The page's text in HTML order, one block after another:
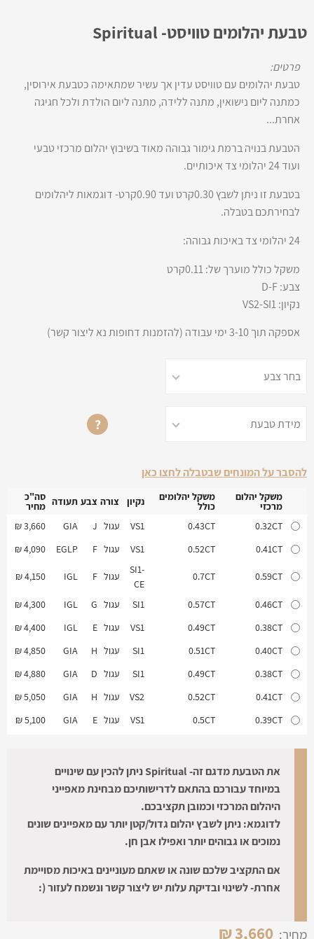
טבעת יהלומים טוויסט- Spiritual
פרטים:
טבעת יהלומים עם טוויסט עדין אך עשיר שמתאימה כטבעת אירוסין,
כמתנה ליום נישואין, מתנה ללידה, מתנה ליום הולדת ולכל חגיגה
אחרת...
הטבעת בנויה ברמת גימור גבוהה מאוד בשיבוץ יהלום מרכזי טבעי
ועוד 24 יהלומי צד איכותיים.
בטבעת זו ניתן לשבץ 0.30קרט ועד 0.90קרט- דוגמאות ליהלומים
לבחירתכם בטבלה.
24 יהלומי צד באיכות גבוהה:
משקל כולל מוערך של: 0.11קרט
צבע: D-F
נקיון: VS2-SI1
אספקה תוך 3-10 ימי עבודה (להזמנות דחופות נא ליצור קשר)
?
להסבר על המונחים שבטבלה לחצו כאן
משקל יהלום
מרכזי
משקל יהלומים
כולל נקיון צורה צבע תעודה סה"כ
מחיר
מרכזי כולל
צורה
מחיר 0.32CT
0.43CT
VS1 עגול J
GIA
3,660 ₪
0.41CT
0.52CT
VS1 עגול F
EGLP
4,090 ₪
0.59CT
0.7CT
SI1-
CE
עגול F
IGL
4,150 ₪
0.46CT
0.57CT
SI1 עגול G
IGL
4,300 ₪
0.38CT
0.49CT
VS1 עגול E
IGL
4,400 ₪
0.40CT
0.51CT
SI1 עגול H
GIA
4,850 ₪
0.38CT
0.49CT
SI1 עגול D
GIA
4,880 ₪
0.41CT
0.52CT
VS2 עגול H
GIA
5,050 ₪
0.39CT
0.5CT
VS1 עגול E
GIA
5,100 ₪
0.40CT
0.51CT
IF עגול H
GIA
0.61CT
0.72CT
SI2 עגול D
GIA
0.61CT
0.72CT
SI2
0.59CT
E
GIA
8,800 ₪
0.63CT
את הטבעת מדגם זה- Spiritual ניתן להכין עם שינויים
במיוחד עבורכם בהתאם לדרישותיכם מבחינת מאפייני
היהלום המרכזי וכמובן תקציבכם.
לדוגמא: ניתן לשבץ יהלום גדול/קטן יותר עם מאפיינים שונים
נמוכים או גבוהים יותר ואפילו אבן חן.
אם התקציב שלכם שונה או שאתם מעוניינים באיכות מסויימת
אחרת- לשינוי ובדיקת עלות יש ליצור קשר ונשמח לעזור (:
מחיר: 3,660
₪